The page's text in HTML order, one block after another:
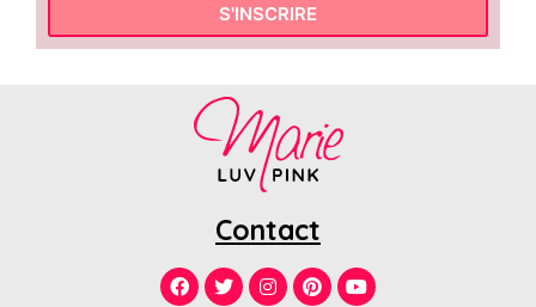
S'INSCRIRE
Contact